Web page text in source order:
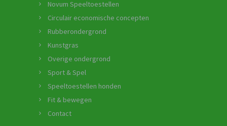
Novum Speeltoestellen
Circulair economische concepten
Rubberondergrond
Kunstgras
Overige ondergrond
Sport & Spel
Speeltoestellen honden
Fit & bewegen
Contact